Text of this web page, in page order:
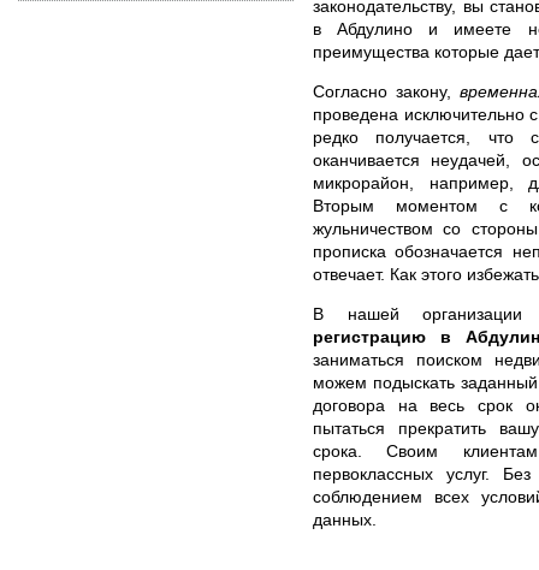
законодательству, вы
в Абдулино и имеете
преимущества которые
Согласно закону,
проведена исключительно
редко получается, что
оканчивается неудачей,
микрорайон, например,
Вторым моментом с
жульничеством со
прописка обозначается
отвечает. Как этого
В нашей
регистрацию в
заниматься поиском
можем подыскать
договора на весь срок
пытаться прекратить
срока. Своим
первоклассных услуг.
соблюдением всех
данных.